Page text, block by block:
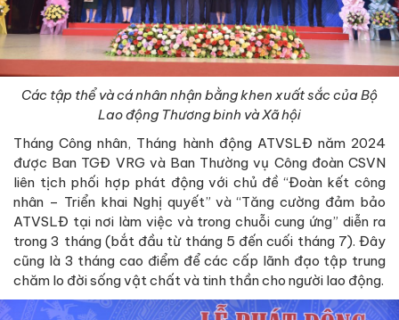
Các tập thể và cá nhân nhận bằng khen xuất sắc của Bộ
Lao động Thương binh và Xã hội
Tháng Công nhân, Tháng hành động ATVSLĐ năm 2024
được Ban TGĐ VRG và Ban Thường vụ Công đoàn CSVN
liên tịch phối hợp phát động với chủ đề “Đoàn kết công
nhân – Triển khai Nghị quyết” và “Tăng cường đảm bảo
ATVSLĐ tại nơi làm việc và trong chuỗi cung ứng” diễn ra
trong 3 tháng (bắt đầu từ tháng 5 đến cuối tháng 7). Đây
cũng là 3 tháng cao điểm để các cấp lãnh đạo tập trung
chăm lo đời sống vật chất và tinh thần cho người lao động.